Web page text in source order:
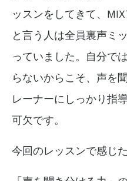
ッスンをしてきて、
と言う人は全員裏声ミ
っていました。自分で
らないからこそ、声を
レーナーにしっかり指
可欠です。
今回のレッスンで感じた